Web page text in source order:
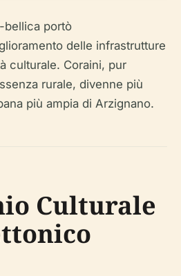
bellica portò
delle infrastrutture
culturale. Coraini, pur
rurale, divenne più
più ampia di Arzignano.
Culturale